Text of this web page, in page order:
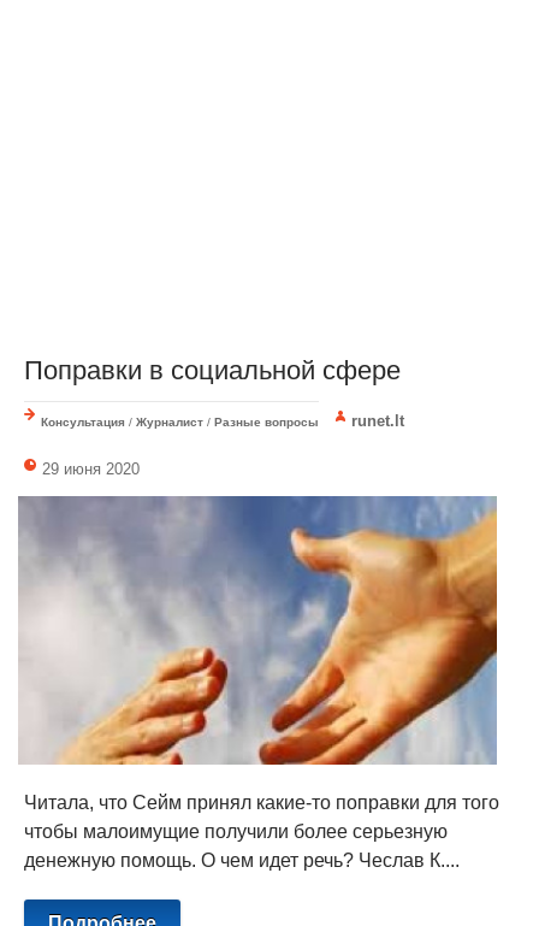
Поправки в социальной сфере
Консультация / Журналист / Разные вопросы runet.lt
29 июня 2020
Читала, что Сейм принял какие-то поправки для того
чтобы малоимущие получили более серьезную
денежную помощь. О чем идет речь? Чеслав К....